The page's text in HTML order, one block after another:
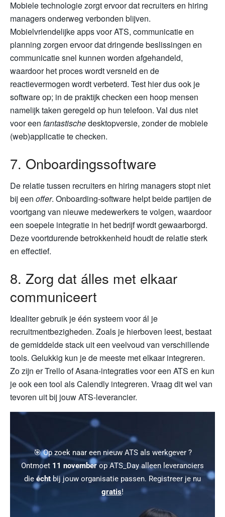
Mobiele technologie zorgt ervoor dat recruiters en hiring
managers onderweg verbonden blijven.
Mobielvriendelijke apps voor ATS, communicatie en
planning zorgen ervoor dat dringende beslissingen en
communicatie snel kunnen worden afgehandeld,
waardoor het proces wordt versneld en de
reactievermogen wordt verbeterd. Test hier dus ook je
software op; in de praktijk checken een hoop mensen
namelijk taken geregeld op hun telefoon. Val dus niet
voor een fantastischedesktopversie, zonder de mobiele
(web)applicatie te checken.
7. Onboardingssoftware
De relatie tussen recruiters en hiring managers stopt niet
bij een offer. Onboarding-software helpt beide partijen de
voortgang van nieuwe medewerkers te volgen, waardoor
een soepele integratie in het bedrijf wordt gewaarborgd.
Deze voortdurende betrokkenheid houdt de relatie sterk
en effectief.
8. Zorg dat álles met elkaar
communiceert
Idealiter gebruik je één systeem voor ál je
recruitmentbezigheden. Zoals je hierboven leest, bestaat
de gemiddelde stack uit een veelvoud van verschillende
tools. Gelukkig kun je de meeste met elkaar integreren.
Zo zijn er Trello of Asana-integraties voor een ATS en kun
je ook een tool als Calendly integreren. Vraag dit wel van
tevoren uit bij jouw ATS-leverancier.
🎯 Op zoek naar een nieuw ATS als werkgever ?
Ontmoet 11 novemberop ATS_Day alleen leveranciers
die écht bij jouw organisatie passen. Registreer je nu
gratis!